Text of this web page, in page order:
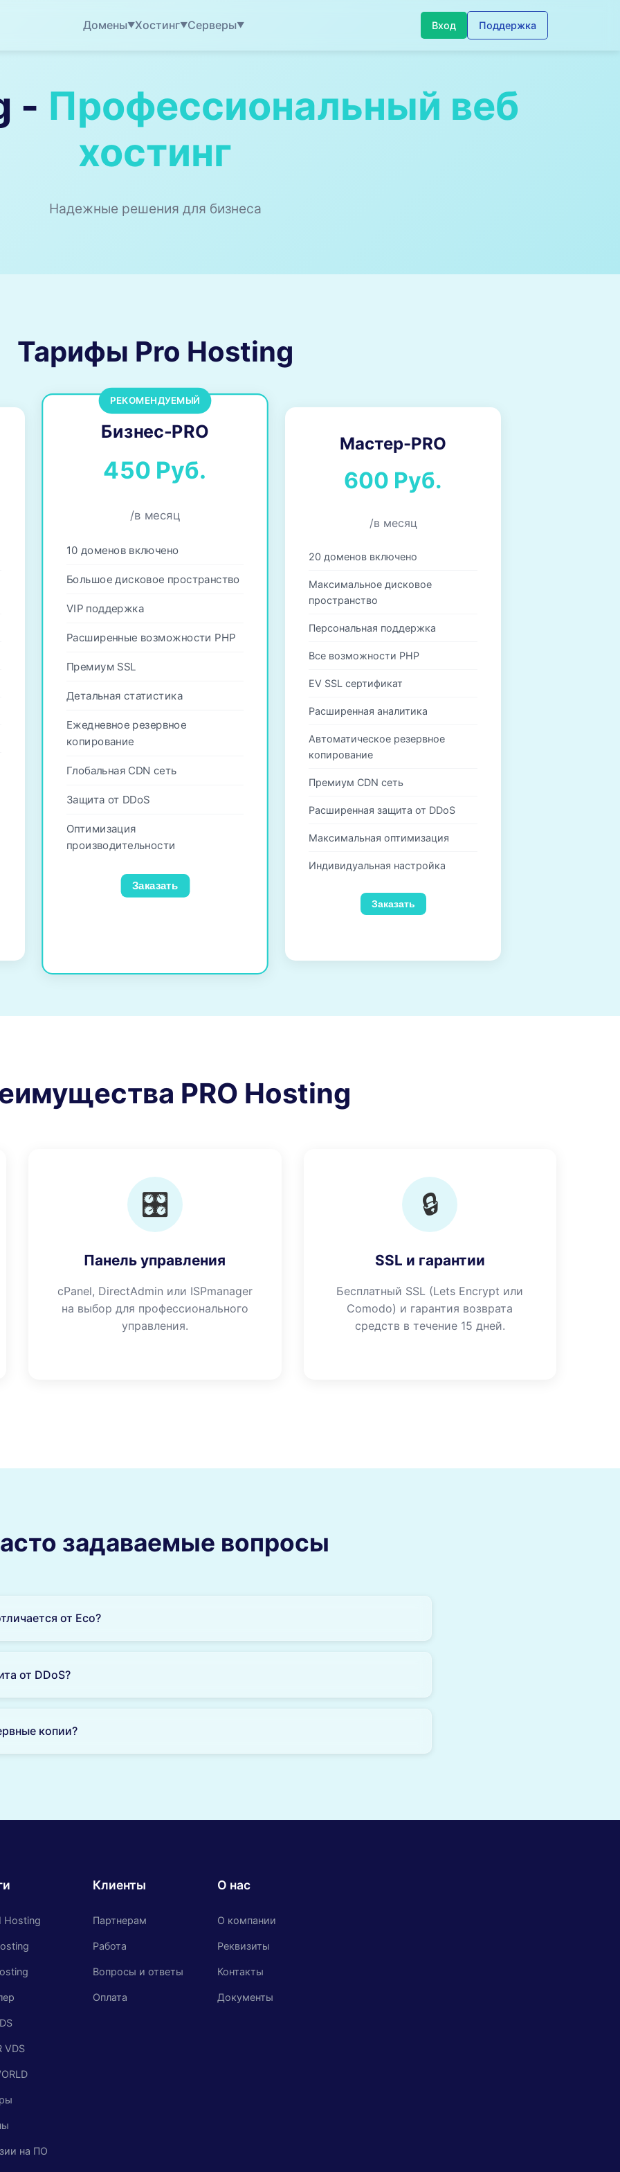
Домены▼Хостинг▼Серверы▼ Вход Поддержка
- Профессиональный веб
хостинг
Надежные решения для бизнеса
Тарифы Pro Hosting
РЕКОМЕНДУЕМЫЙ
Бизнес-PRO
450 Руб.
/в месяц
10 доменов включено
Большое дисковое пространство
VIP поддержка
Расширенные возможности PHP
Премиум SSL
Детальная статистика
Ежедневное резервное
копирование
Глобальная CDN сеть
Защита от DDoS
Оптимизация
производительности
Заказать
Мастер-PRO
600 Руб.
/в месяц
20 доменов включено
Максимальное дисковое
пространство
Персональная поддержка
Все возможности PHP
EV SSL сертификат
Расширенная аналитика
Автоматическое резервное
копирование
Премиум CDN сеть
Расширенная защита от DDoS
Максимальная оптимизация
Индивидуальная настройка
Заказать
PRO Hosting
🎛️
Панель управления
cPanel, DirectAdmin или ISPmanager
на выбор для профессионального
управления.
🔒
SSL и гарантии
Бесплатный SSL (Lets Encrypt или
Comodo) и гарантия возврата
средств в течение 15 дней.
задаваемые вопросы
от Eco?
от DDoS?
копии?
Hosting
VDS
на ПО
Клиенты
Партнерам
Работа
Вопросы и ответы
Оплата
О нас
О компании
Реквизиты
Контакты
Документы